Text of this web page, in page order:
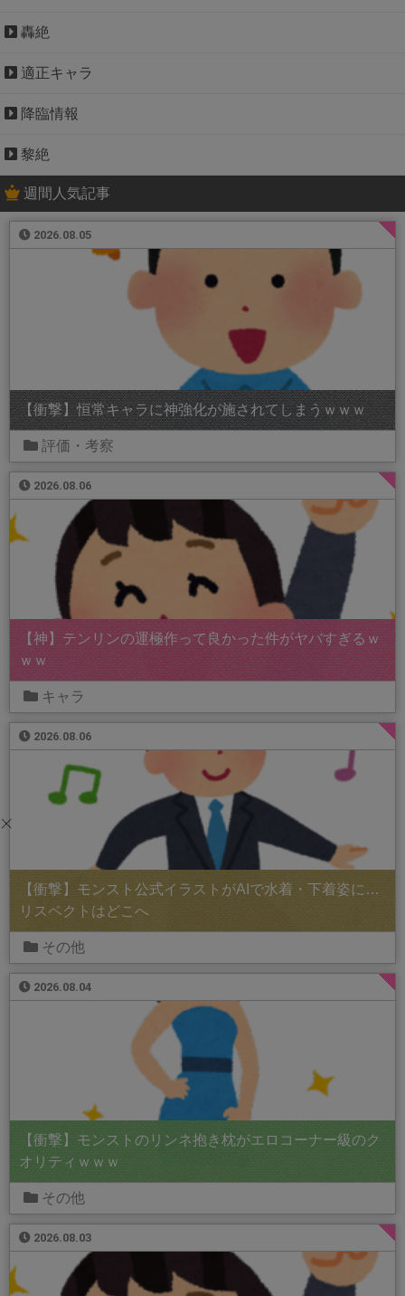
轟絶
適正キャラ
降臨情報
黎絶
週間人気記事
2026.08.05
【衝撃】恒常キャラに神強化が施されてしまうｗｗｗ
評価・考察
2026.08.06
【神】テンリンの運極作って良かった件がヤバすぎるｗ
ｗｗ
キャラ
2026.08.06
【衝撃】モンスト公式イラストがAIで水着・下着姿に…
リスペクトはどこへ
その他
2026.08.04
【衝撃】モンストのリンネ抱き枕がエロコーナー級のク
オリティｗｗｗ
その他
2026.08.03